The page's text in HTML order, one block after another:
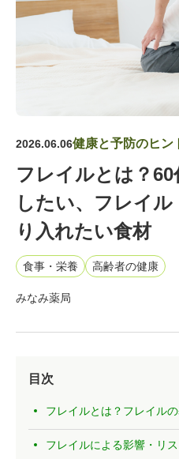
2026.06.06健康と予防のヒン
フレイルとは？
したい、フレイル
り入れたい食材
食事・栄養 高齢者の健康
みなみ薬局
目次
フレイルとは？フレイル
フレイルによる影響・リス